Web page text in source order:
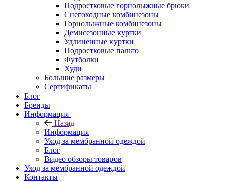
Подростковые горнолыжные брюки
Снегоходные комбинезоны
Горнолыжные комбинезоны
Демисезонные куртки
Удлиненные куртки
Подростковые пальто
Футболки
Худи
Большие размеры
Сертификаты
Блог
Бренды
Информация
Назад
Информация
Уход за мембранной одеждой
Блог
Видео обзоры товаров
Уход за мембранной одеждой
Контакты